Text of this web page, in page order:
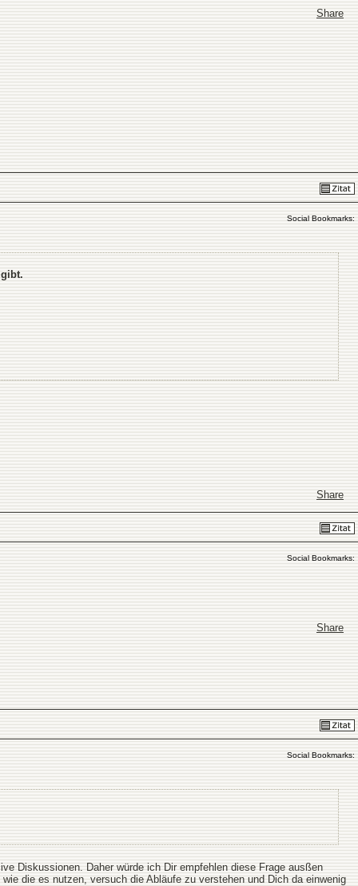
Share
Social Bookmarks:
Share
Social Bookmarks:
Share
Social Bookmarks:
Diskussionen. Daher würde ich Dir empfehlen diese Frage ausßen
die es nutzen, versuch die Abläufe zu verstehen und Dich da einwenig